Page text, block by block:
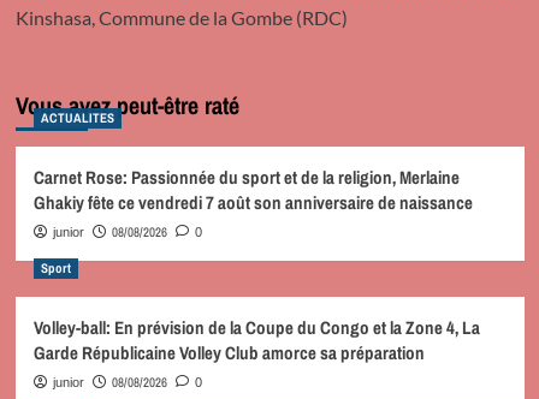
Kinshasa, Commune de la Gombe (RDC)
Vous avez peut-être raté
ACTUALITES
Carnet Rose: Passionnée du sport et de la religion, Merlaine
Ghakiy fête ce vendredi 7 août son anniversaire de naissance
junior 08/08/2026 0
Sport
Volley-ball: En prévision de la Coupe du Congo et la Zone 4, La
Garde Républicaine Volley Club amorce sa préparation
junior 08/08/2026 0